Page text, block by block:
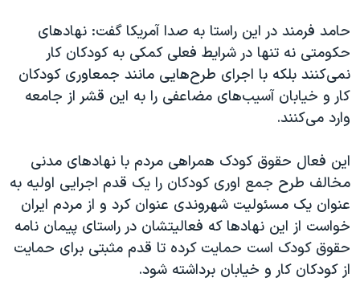
حامد فرمند در این راستا به صدا آمریکا گفت: نهادهای
حکومتی نه تنها در شرایط فعلی کمکی به کودکان کار
نمی‌کنند بلکه با اجرای طرح‌هایی مانند جمعاوری کودکان
کار و خیابان آسیب‌های مضاعفی را به این قشر از جامعه
وارد می‌کنند.
این فعال حقوق کودک همراهی مردم با نهادهای مدنی
مخالف طرح جمع اوری کودکان را یک قدم اجرایی اولیه به
عنوان یک مسئولیت شهروندی عنوان کرد و از مردم ایران
خواست از این نهادها که فعالیتشان در راستای پیمان نامه
حقوق کودک است حمایت کرده تا قدم مثبتی برای حمایت
از کودکان کار و خیابان برداشته شود.